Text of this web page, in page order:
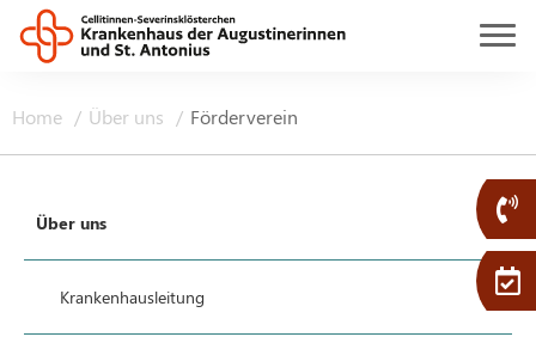
Home Über uns Förderverein
Über uns
Krankenhausleitung